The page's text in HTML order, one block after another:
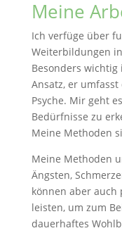
Meine
Ich verfüge über
Weiterbildungen
Besonders
Ansatz, er
Psyche. Mir geht
Bedürfnisse zu
Meine Methoden
Meine Methoden
Ängsten,
können aber
leisten, um zum
dauerhaftes